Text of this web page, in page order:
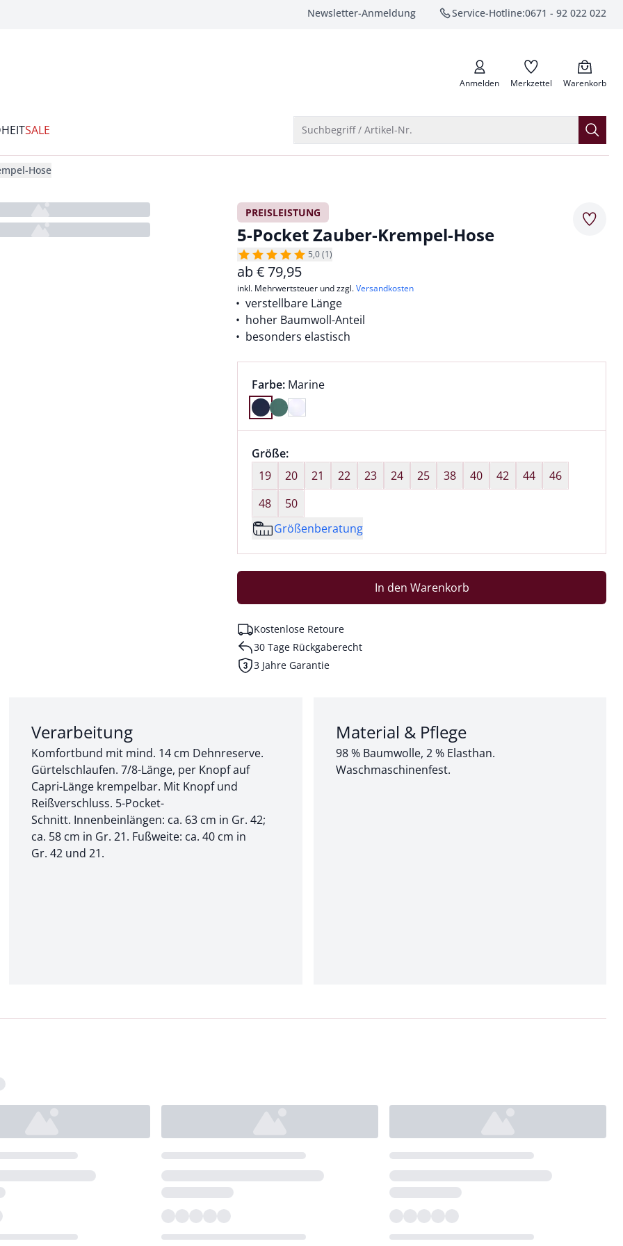
Newsletter-Anmeldung Service-Hotline:0671 - 92 022 022
anrufen
Anmelden Merkzettel Warenkorb
SALE Suchbegriff / Artikel-Nr.
Hose
PREISLEISTUNG
5-Pocket Zauber-Krempel-Hose
5,0 (1)
ab€ 79,95
inkl. Mehrwertsteuer und zzgl.Versandkosten
verstellbare Länge
hoher Baumwoll-Anteil
besonders elastisch
Farbauswahl:
Farbe: aktuell ausgewählt:
Marine
Farbe Marine ausgewählt
Größenauswahl:
Größe:nichts ausgewählt
19
20 21 22 23 24 25 38 40 42 44
46
48
50
Größenberatung
In den Warenkorb
Kostenlose Retoure
30 Tage Rückgaberecht
3 Jahre Garantie
Abschnitt 2 von 3:
Verarbeitung
Komfortbund mit mind. 14 cm Dehnreserve.
Gürtelschlaufen. 7/8-Länge, per Knopf auf
Capri-Länge krempelbar. Mit Knopf und
Reißverschluss. 5-Pocket-
Schnitt. Innenbeinlängen: ca. 63 cm in Gr. 42;
ca. 58 cm in Gr. 21. Fußweite: ca. 40 cm in
Gr. 42 und 21.
Abschnitt 3 von 3:
Material & Pflege
98 % Baumwolle, 2 % Elasthan.
Waschmaschinenfest.